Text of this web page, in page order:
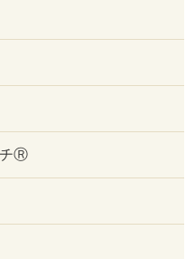
チⓇ